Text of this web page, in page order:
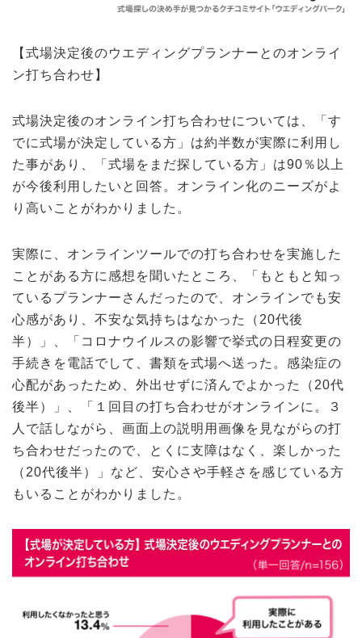
【式場決定後のウエディングプランナーとのオンライ
ン打ち合わせ】
式場決定後のオンライン打ち合わせについては、「す
でに式場が決定している方」は約半数が実際に利用し
た事があり、「式場をまだ探している方」は90％以上
が今後利用したいと回答。オンライン化のニーズがよ
り高いことがわかりました。
実際に、オンラインツールでの打ち合わせを実施した
ことがある方に感想を聞いたところ、「もともと知っ
ているプランナーさんだったので、オンラインでも安
心感があり、不安な気持ちはなかった（20代後
半）」、「コロナウイルスの影響で挙式の日程変更の
手続きを電話でして、書類を式場へ送った。感染症の
心配があったため、外出せずに済んでよかった（20代
後半）」、「１回目の打ち合わせがオンラインに。３
人で話しながら、画面上の説明用画像を見ながらの打
ち合わせだったので、とくに支障はなく、楽しかった
（20代後半）」など、安心さや手軽さを感じている方
もいることがわかりました。